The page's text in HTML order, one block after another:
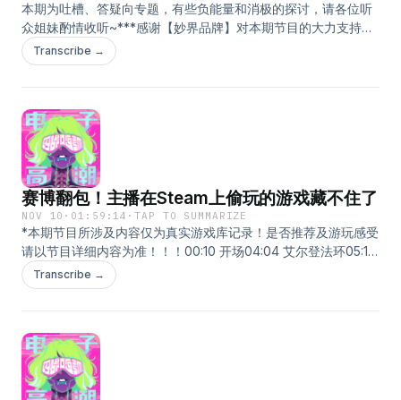
休闲经营类——73:35 大厨的轮班78:43 可口的披萨88:38 美味
餐厅 艾米丽系列91:10 料理妈妈系列在小宇宙查看该单集文稿
本期为吐槽、答疑向专题，有些负能量和消极的探讨，请各位听
众姐妹酌情收听~***感谢【妙界品牌】对本期节目的大力支持！
点击直达专属优惠购买链接（二选一即可）：淘宝&gt;&gt;&gt;京
东&gt;&gt;&gt;***本期Show notes：00:33 产品介绍03:33 开场
吃等死14:44 被“优化”掉的游戏人现在都在做什么项目？17:03 游
戏行业现在还适合入行吗？22:25 如果硬要入，记住不要卷（血
泪教训）26:42 创作型岗位人均抑郁症的现状32:12 该是对游戏行
业祛魅的时候了40:26 强制让你卷的项目，其实99%都做不出来
46:55 MO子在卷王中间生存的小妙招57:02 女性在游戏公司晋升
的途径是否乐观？71:45 事到如今，行业里的我们该如何调整期
望和心态？——答疑部分——77:15 新人选择哪种从业方向比较
好？80:45 从业之后会产生对游戏的倦怠吗？83:28 游戏策划如
何提升自己？92:00 文案策划门槛如何？104:05 刚入行的时候薪
资真的不重要吗？107:21 如果遭遇不公正的待遇，不要惧怕走法
平ED：The job song（不想上班之歌）-贝卡——本期福利：我
们俩一直有泡脚习惯，尤其是冬日湿寒昼夜温差大，泡脚可以祛
寒除湿，改善睡眠。最近试用了妙界z6软硅胶按摩泡脚桶，太惊
Transcribe →
赛博翻包！主播在Steam上偷玩的游戏藏不住了
NOV 10 · 01:59:14 ·TAP TO SUMMARIZE
*本期节目所涉及内容仅为真实游戏库记录！是否推荐及游玩感受
请以节目详细内容为准！！！00:10 开场04:04 艾尔登法环05:14
巴别塔圣歌07:31 地平线：西之绝境08:42 滴答双人冒险10:40 哥
布林弹球Peglin13:20 光与影：33号远征队14:53 霍格沃茨之遗
女神异闻录5 战略版25:43 赛博朋克207726:13 双影奇境26:18 速
速上菜！28:00 太吾绘卷29:47 仙剑客栈230:39 隐形守护者
31:08 原子之心34:27 主播女孩重度依赖35:15 爱丽丝：疯狂回归
Transcribe →